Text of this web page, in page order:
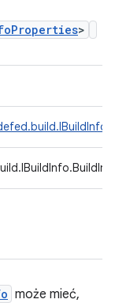
>
może mieć,